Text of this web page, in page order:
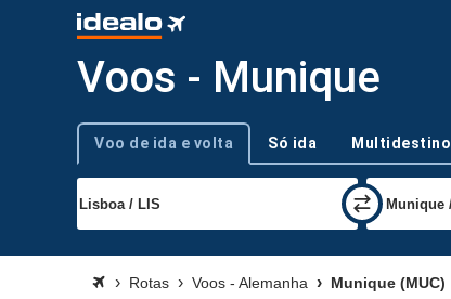
Voos - Munique
Tipo de viagem
Voo de ida e volta Só ida Multidestino
Rotas Voos - Alemanha Munique (MUC)